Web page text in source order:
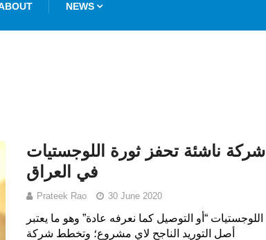
NEWS
شركة ناشئة تحفز ثورة اللوجستيات
في العراق
Prateek Rao 30 June 2020
اللوجستيات “أو التوصيل كما نعرفه عادة” وهو ما يعتبر
أصل التوريد الناجح لاي مشروع؛ وتخطط شركة